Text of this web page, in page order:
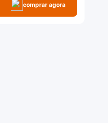
comprar agora